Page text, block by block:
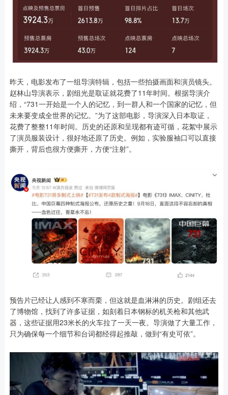
昨天，电影发布了一组导演特辑，包括一些拍摄画面和演员镜头。
赵林山导演表示，剧组光是取证就花费了11年时间。根据导演介
绍，“731一开始是一个人的记忆，到一群人和一个国家的记忆，但
未来要变成全世界的记忆。”为了这部电影，导演深入日本取证，
花费了整整11年时间。历史的还原和呈现都有迹可循，花絮中展示
了演员服装设计，很好地还原了历史。例如，实验服袖口可以直接
撕开，背后也很方便撕开，方便“注射”。
预告片已经让人感到不寒而栗，但这就是血淋淋的历史。剧组还去
了博物馆，找到了许多证据，如刻着日本钢标的机关枪和其他武
器，这些证据用23米长的火车拉了一天一夜。导演做了大量工作，
只为确保每一个细节和台词都经得起推敲，做到“有史可依”。